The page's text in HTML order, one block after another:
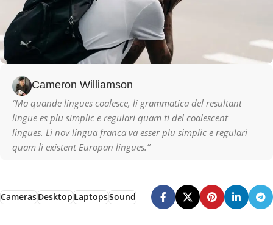
Cameron Williamson
“Ma quande lingues coalesce, li grammatica del resultant
lingue es plu simplic e regulari quam ti del coalescent
lingues. Li nov lingua franca va esser plu simplic e regulari
quam li existent Europan lingues.”
CamerasDesktopLaptopsSound